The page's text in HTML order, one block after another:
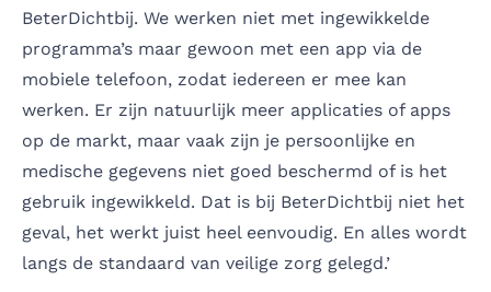
BeterDichtbij. We werken niet met ingewikkelde
programma’s maar gewoon met een app via de
mobiele telefoon, zodat iedereen er mee kan
werken. Er zijn natuurlijk meer applicaties of apps
op de markt, maar vaak zijn je persoonlijke en
medische gegevens niet goed beschermd of is het
gebruik ingewikkeld. Dat is bij BeterDichtbij niet het
geval, het werkt juist heel eenvoudig. En alles wordt
langs de standaard van veilige zorg gelegd.’